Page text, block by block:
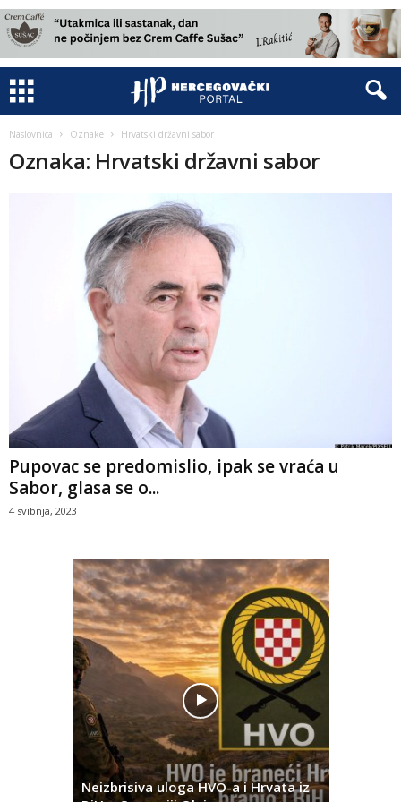
Naslovnica Oznake Hrvatski državni sabor
Oznaka: Hrvatski državni sabor
Pupovac se predomislio, ipak se vraća u
Sabor, glasa se o...
4 svibnja, 2023
Neizbrisiva uloga HVO-a i Hrvata iz